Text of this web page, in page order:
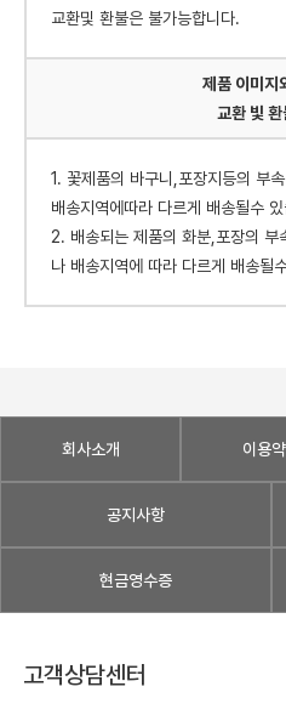
교환및 환불은 불가능합니다.
제품 이미지
교환 빛
1. 꽃제품의 바구니,포장지등의 부
배송지역에따라 다르게 배송될수
2. 배송되는 제품의 화분,포장의 부
나 배송지역에 따라 다르게 배송될
회사소개 이용
공지사항
현금영수증
고객상담센터